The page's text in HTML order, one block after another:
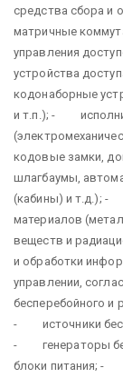
средства сбора и
матричные
управления
устройства
кодонаборные
и т.п.); -
кодовые замки,
шлагбаумы,
(кабины) и т.д.); -
материалов
веществ и
и обработки
управлении,
бесперебойного и
- источники
- генераторы
блоки питания; -